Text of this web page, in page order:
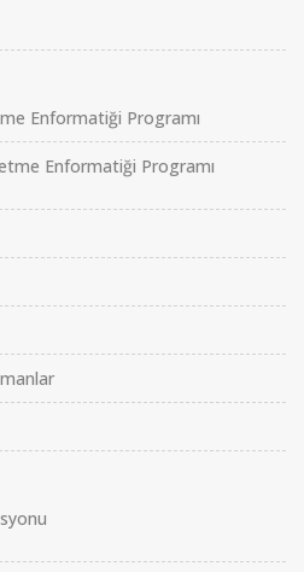
Enformatiği Programı
Enformatiği Programı